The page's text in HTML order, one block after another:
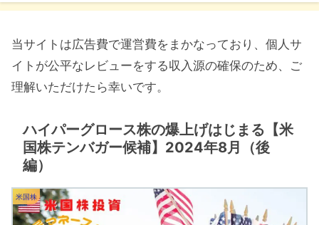
当サイトは広告費で運営費をまかなっており、個人サ
イトが公平なレビューをする収入源の確保のため、ご
理解いただけたら幸いです。
ハイパーグロース株の爆上げはじまる【米
国株テンバガー候補】2024年8月（後
編）
米国株